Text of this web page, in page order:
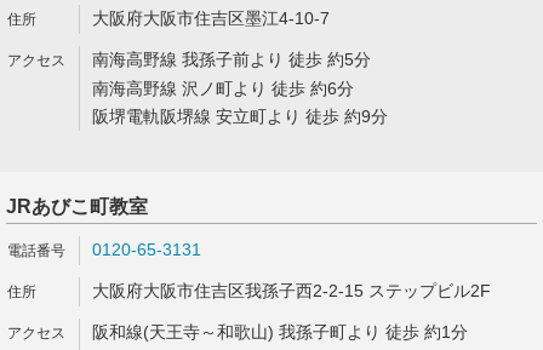
大阪府大阪市住吉区墨江4-10-7
南海高野線 我孫子前より 徒歩 約5分
南海高野線 沢ノ町より 徒歩 約6分
阪堺電軌阪堺線 安立町より 徒歩 約9分
JRあびこ町教室
0120-65-3131
大阪府大阪市住吉区我孫子西2-2-15 ステップビル2F
阪和線(天王寺～和歌山) 我孫子町より 徒歩 約1分